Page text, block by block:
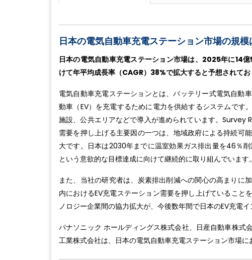
日本の電気自動車充電ステーション市場の規
日本の電気自動車充電ステーション市場は、2025年に
けて年平均成長率（CAGR）38%で拡大すると予想されて
電気自動車充電ステーションとは、バッテリー式電気自動
動車（EV）を充電するために電力を供給するシステムで
施設、公共エリアなどで導入が進められています。Survey
需要を押し上げる主要因の一つは、地域政府による持続可
大です。日本は2030年までに温室効果ガス排出量を46％
という意欲的な目標達成に向けて継続的に取り組んでいます。
また、当社の研究者は、炭素排出削減への関心の高まりに
内におけるEV充電ステーション需要を押し上げているこ
ノロジー企業間の協力拡大が、今後数年間で日本のEV充電
パナソニック ホールディングス株式会社、日産自動車株式
工業株式会社は、日本の電気自動車充電ステーション市場に